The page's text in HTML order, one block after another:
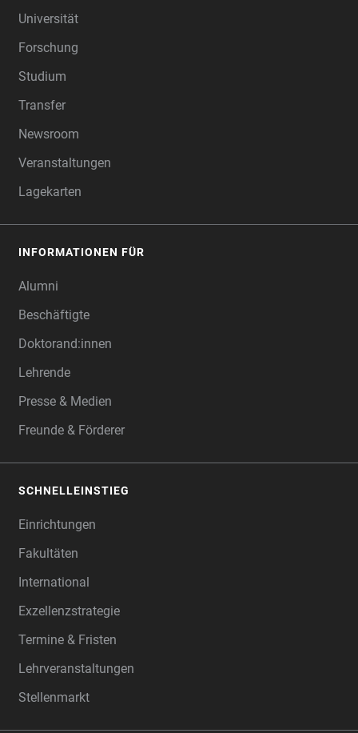
Universität
Forschung
Studium
Transfer
Newsroom
Veranstaltungen
Lagekarten
INFORMATIONEN FÜR
Alumni
Beschäftigte
Doktorand:innen
Lehrende
Presse & Medien
Freunde & Förderer
SCHNELLEINSTIEG
Einrichtungen
Fakultäten
International
Exzellenzstrategie
Termine & Fristen
Lehrveranstaltungen
Stellenmarkt